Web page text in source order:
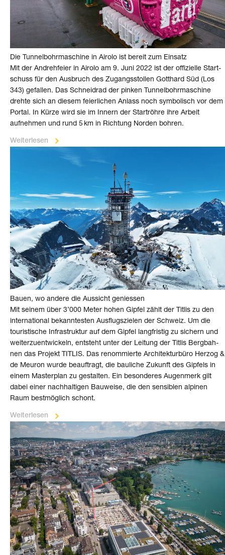
Die Tunnelbohr­maschine in Airolo ist bereit zum Einsatz
Mit der An­dreh­feier in Airolo am 9. Juni 2022 ist der offizielle Start­
schuss für den Ausbruch des Zu­gangs­stollen Gotthard Süd (Los
343) gefallen. Das Schneid­rad der pinken Tunnel­bohr­maschine
drehte sich an diesem feierlichen Anlass noch symbolisch vor dem
Portal. In Kürze wird sie im Innern der Start­röhre ihre Arbeit
aufnehmen und rund 5 km in Richtung Norden bohren.
Weiterlesen
Bauen, wo andere die Aussicht geniessen
Mit seinem über 3’000 Meter hohen Gipfel zählt der Titlis zu den
inter­na­tio­nal bekann­tes­ten Aus­flugs­zielen der Schweiz. Um die
touris­ti­sche Infra­struk­tur auf dem Gipfel lang­fristig zu sichern und
wei­ter­zu­ent­wickeln, ent­steht un­ter der Lei­tung der Titlis Berg­bah­
nen das Pro­jekt TITLIS. Das renom­mierte Archi­tektur­büro Herzog &
de Meuron wurde beauf­tragt, die bau­liche Zukunft des Gipfels in
einem Master­plan zu gestal­ten. Ein beson­de­res Augen­merk gilt
dabei einer nach­hal­ti­gen Bau­weise, die den sen­si­blen alpinen
Raum best­­möglich schont.
Weiterlesen